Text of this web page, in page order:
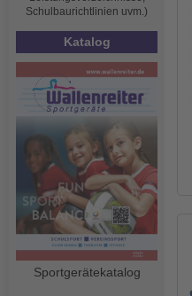
Schulbaurichtlinien uvm.)
Katalog
Sportgerätekatalog